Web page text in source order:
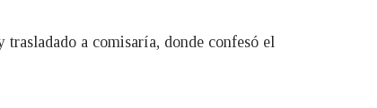
a comisaría, donde confesó el